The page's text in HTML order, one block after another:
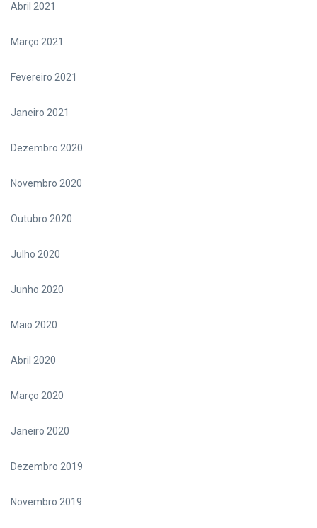
Abril 2021
Março 2021
Fevereiro 2021
Janeiro 2021
Dezembro 2020
Novembro 2020
Outubro 2020
Julho 2020
Junho 2020
Maio 2020
Abril 2020
Março 2020
Janeiro 2020
Dezembro 2019
Novembro 2019